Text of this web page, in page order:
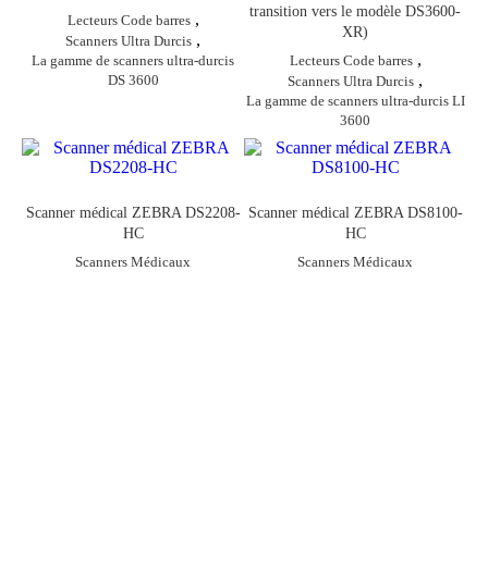
Lecteurs Code barres,
Scanners Ultra Durcis ,
La gamme de scanners ultra-durcis
DS 3600
transition vers le modèle DS3600-
XR)
Lecteurs Code barres,
Scanners Ultra Durcis ,
La gamme de scanners ultra-durcis LI
3600
Scanner médical ZEBRA DS2208-
HC
Scanners Médicaux
Scanner médical ZEBRA DS8100-
HC
Scanners Médicaux